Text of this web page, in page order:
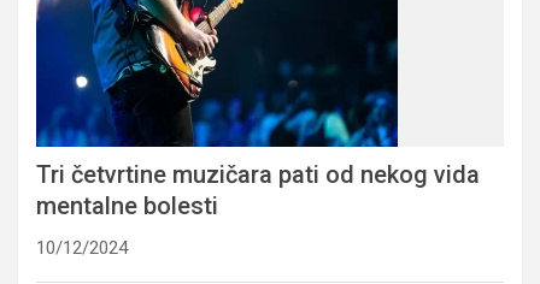
Tri četvrtine muzičara pati od nekog vida
mentalne bolesti
10/12/2024